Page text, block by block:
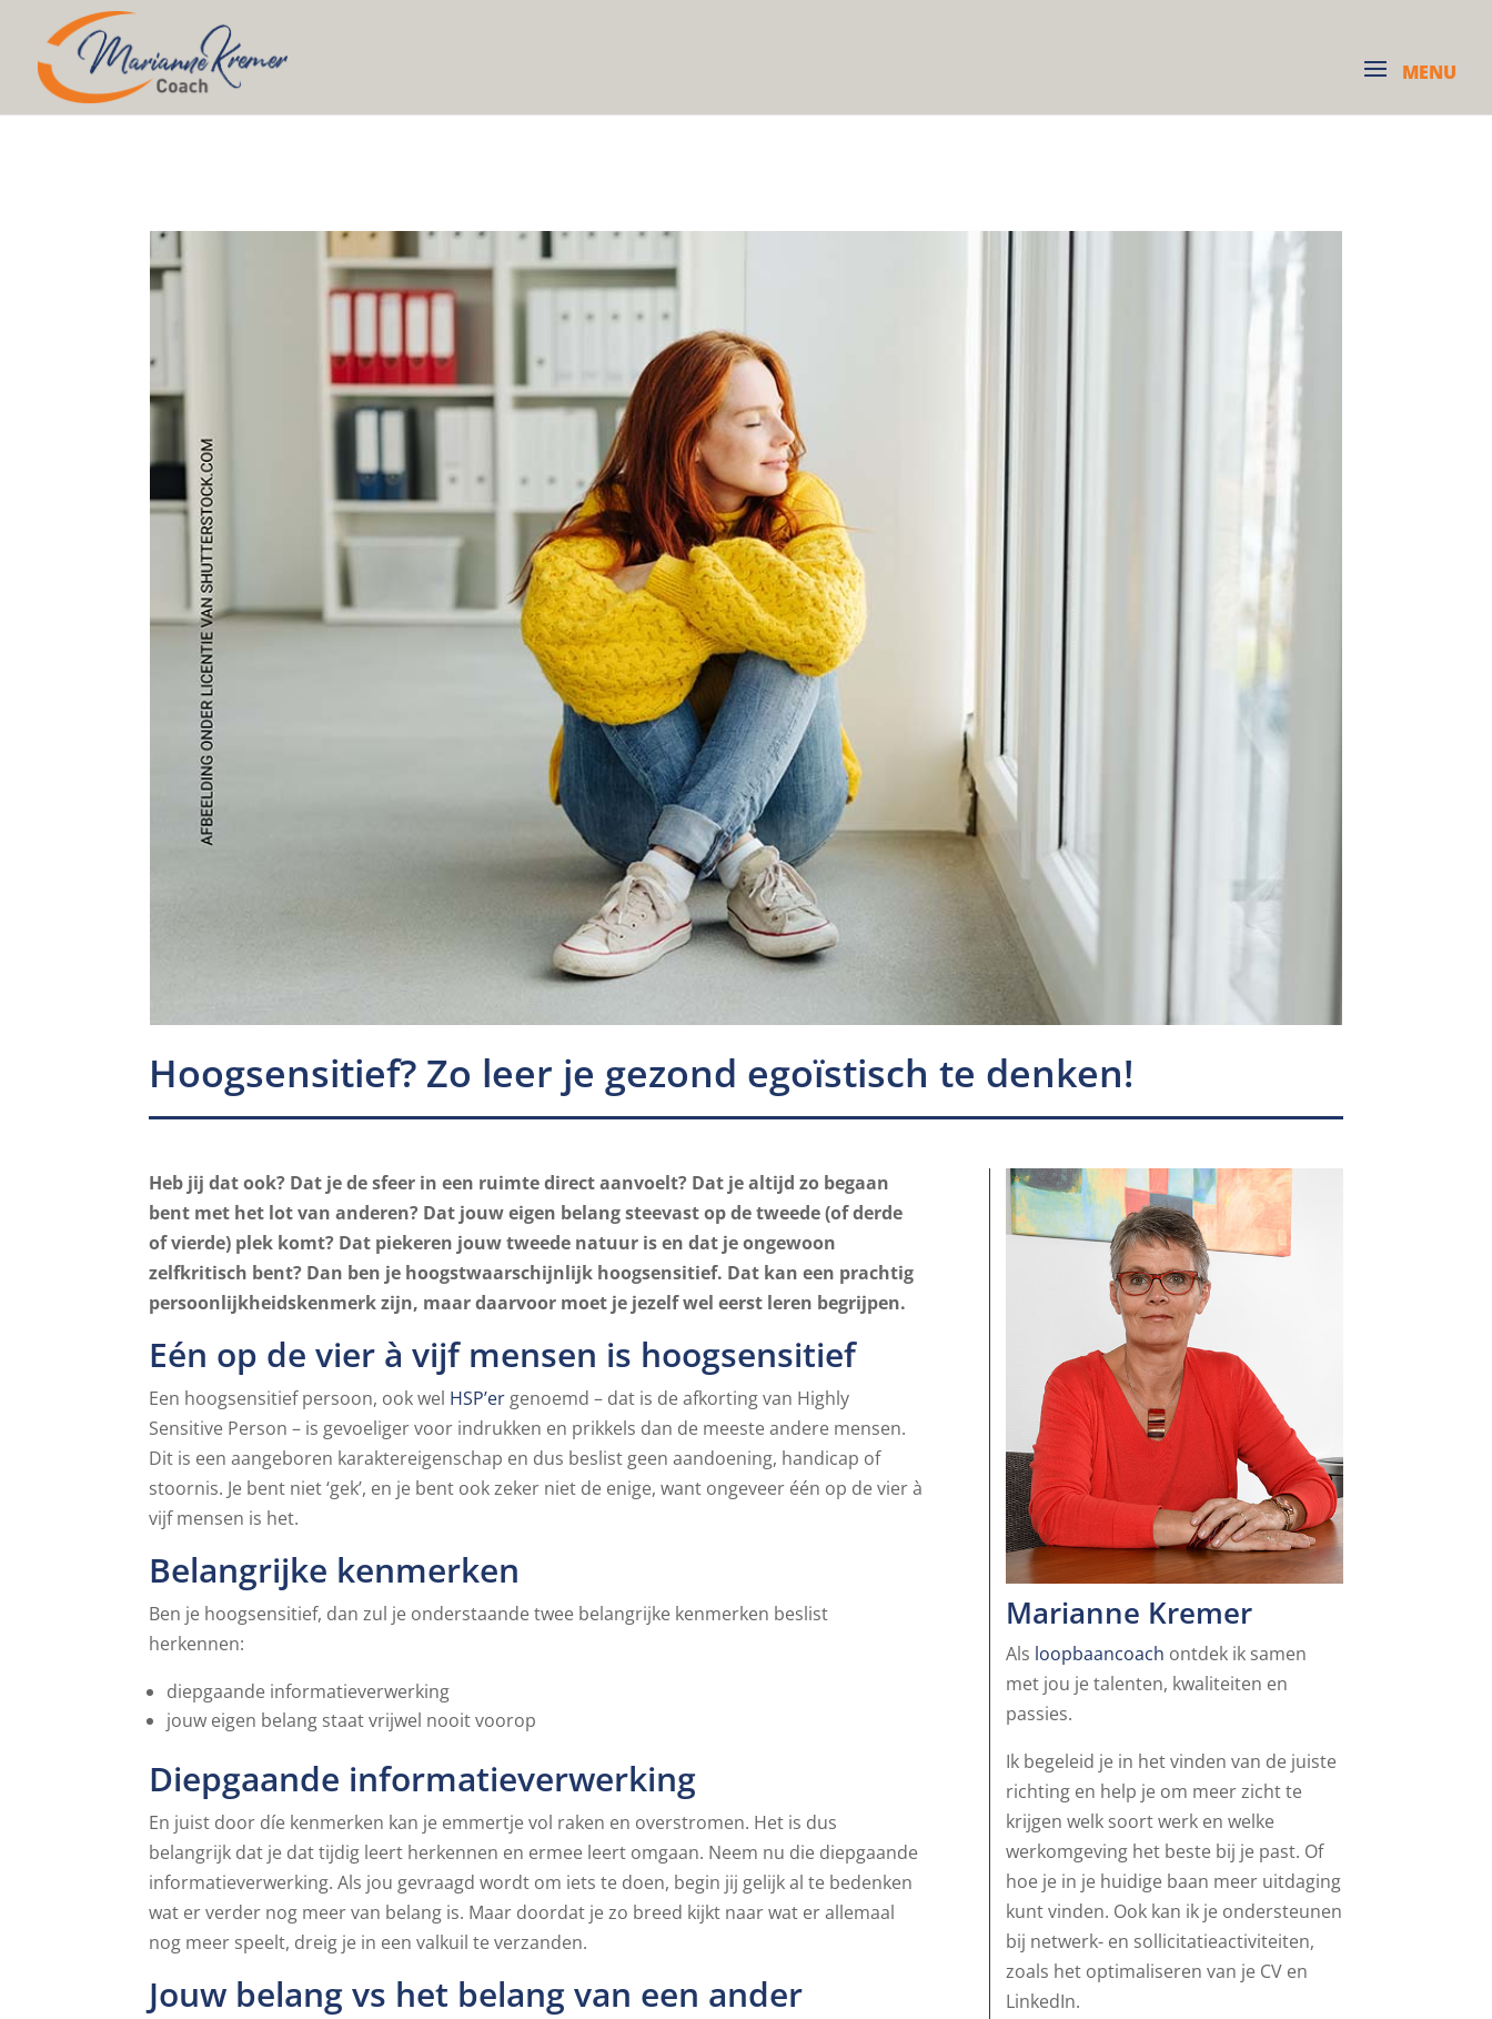
Hoogsensitief? Zo leer je gezond egoïstisch te denken!
Heb jij dat ook? Dat je de sfeer in een ruimte direct aanvoelt? Dat je altijd zo begaan
bent met het lot van anderen? Dat jouw eigen belang steevast op de tweede (of derde
of vierde) plek komt? Dat piekeren jouw tweede natuur is en dat je ongewoon
zelfkritisch bent? Dan ben je hoogstwaarschijnlijk hoogsensitief. Dat kan een prachtig
persoonlijkheidskenmerk zijn, maar daarvoor moet je jezelf wel eerst leren begrijpen.
Eén op de vier à vijf mensen is hoogsensitief
Een hoogsensitief persoon, ook wel HSP’er genoemd – dat is de afkorting van Highly
Sensitive Person – is gevoeliger voor indrukken en prikkels dan de meeste andere mensen.
Dit is een aangeboren karaktereigenschap en dus beslist geen aandoening, handicap of
stoornis. Je bent niet ‘gek’, en je bent ook zeker niet de enige, want ongeveer één op de vier à
vijf mensen is het.
Belangrijke kenmerken
Ben je hoogsensitief, dan zul je onderstaande twee belangrijke kenmerken beslist
herkennen:
diepgaande informatieverwerking
jouw eigen belang staat vrijwel nooit voorop
Diepgaande informatieverwerking
En juist door díe kenmerken kan je emmertje vol raken en overstromen. Het is dus
belangrijk dat je dat tijdig leert herkennen en ermee leert omgaan. Neem nu die diepgaande
informatieverwerking. Als jou gevraagd wordt om iets te doen, begin jij gelijk al te bedenken
wat er verder nog meer van belang is. Maar doordat je zo breed kijkt naar wat er allemaal
nog meer speelt, dreig je in een valkuil te verzanden.
Jouw belang vs het belang van een ander
Marianne Kremer
Als loopbaancoach ontdek ik samen
met jou je talenten, kwaliteiten en
passies.
Ik begeleid je in het vinden van de juiste
richting en help je om meer zicht te
krijgen welk soort werk en welke
werkomgeving het beste bij je past. Of
hoe je in je huidige baan meer uitdaging
kunt vinden. Ook kan ik je ondersteunen
bij netwerk- en sollicitatieactiviteiten,
zoals het optimaliseren van je CV en
LinkedIn.